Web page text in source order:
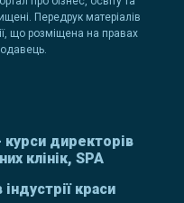
Передрук матеріалів
що розміщена на правах
директорів
клінік, SPA
краси